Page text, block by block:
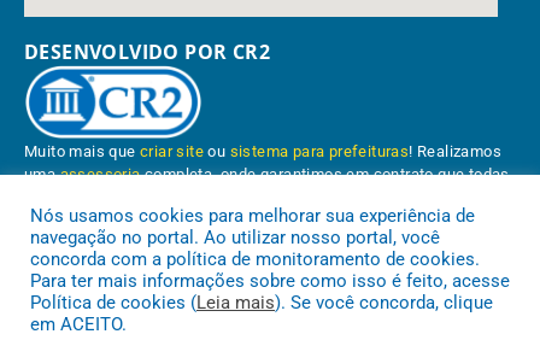
DESENVOLVIDO POR CR2
Muito mais quecriar site ou sistema para prefeituras! Realizamos
umaassessoriacompleta, onde garantimos em contrato que todas
Conheça oPNTP e oRadar da Transparência Pública
Nós usamos cookies para melhorar sua experiência de
navegação no portal. Ao utilizar nosso portal, você
concorda com a política de monitoramento de cookies.
Para ter mais informações sobre como isso é feito, acesse
Política de cookies (Leia mais). Se você concorda, clique
em ACEITO.